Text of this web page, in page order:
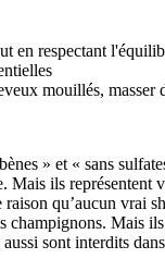
en respectant
mouillés, masser
» et « sans
ils représentent
raison qu’aucun
Mais
sont interdits